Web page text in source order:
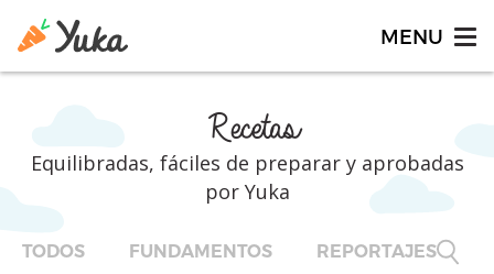
Recetas
Equilibradas, fáciles de preparar y aprobadas
por Yuka
TODOS FUNDAMENTOS REPORTAJES